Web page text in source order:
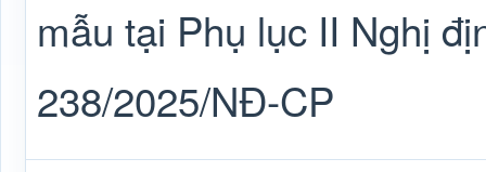
mẫu tại Phụ lục II Nghị
238/2025/NĐ-CP